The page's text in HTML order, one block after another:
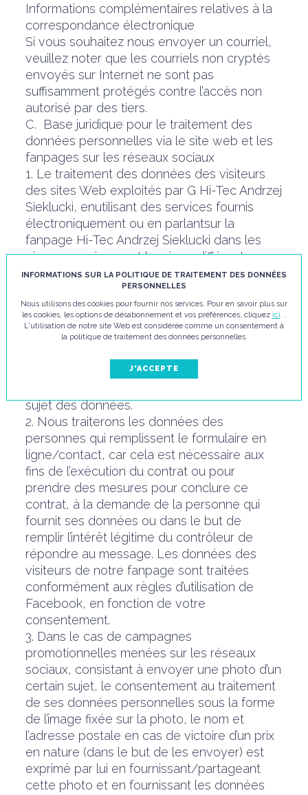
Informations complémentaires relatives à la
correspondance électronique
Si vous souhaitez nous envoyer un courriel,
veuillez noter que les courriels non cryptés
envoyés sur Internet ne sont pas
suffisamment protégés contre l’accès non
autorisé par des tiers.
C. Base juridique pour le traitement des
données personnelles via le site web et les
fanpages sur les réseaux sociaux
1. Le traitement des données des visiteurs
des sites Web exploités par G Hi-Tec Andrzej
Sieklucki, enutilisant des services fournis
électroniquement ou en parlantsur la
fanpage Hi-Tec Andrzej Sieklucki dans les
réseaux sociaux, est basé sur différentes
bases juridiques de traitement en fonction de
la catégorie de données personnelles que
nous traitons et le but du traitement. Nous
traiterons les données personnelles des
visiteurs de nos sites Web sur la base de
ou sur la base du consentement lorsque
sujet des données.
2. Nous traiterons les données des
personnes qui remplissent le formulaire en
ligne/contact, car cela est nécessaire aux
fins de l’exécution du contrat ou pour
prendre des mesures pour conclure ce
contrat, à la demande de la personne qui
fournit ses données ou dans le but de
remplir l’intérêt légitime du contrôleur de
répondre au message. Les données des
visiteurs de notre fanpage sont traitées
conformément aux règles d’utilisation de
Facebook, en fonction de votre
consentement.
3. Dans le cas de campagnes
promotionnelles menées sur les réseaux
sociaux, consistant à envoyer une photo d’un
certain sujet, le consentement au traitement
de ses données personnelles sous la forme
de l’image fixée sur la photo, le nom et
l’adresse postale en cas de victoire d’un prix
en nature (dans le but de les envoyer) est
exprimé par lui en fournissant/partageant
cette photo et en fournissant les données
INFORMATIONS SUR LA POLITIQUE DE TRAITEMENT DES DONNÉES
PERSONNELLES
Nous utilisons des cookies pour fournir nos services. Pour en savoir plus sur
les cookies, les options de désabonnement et vos préférences, cliquez ici. .
L'utilisation de notre site Web est considérée comme un consentement à
la politique de traitement des données personnelles.
J'ACCEPTE